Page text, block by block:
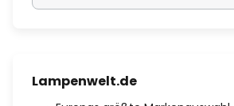
Lampenwelt.de